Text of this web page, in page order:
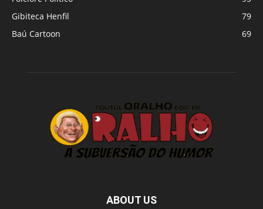
Gibiteca Henfil
79
Baú Cartoon
69
ABOUT US